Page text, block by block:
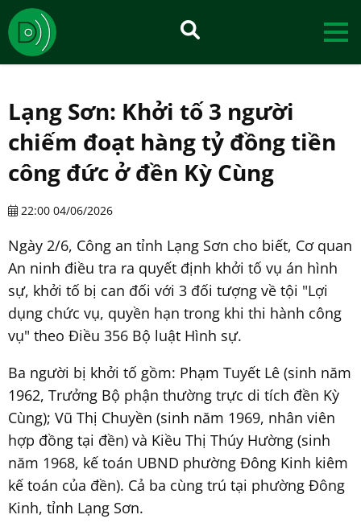
Lạng Sơn: Khởi tố 3 người
chiếm đoạt hàng tỷ đồng tiền
công đức ở đền Kỳ Cùng
22:00 04/06/2026
Ngày 2/6, Công an tỉnh Lạng Sơn cho biết, Cơ quan
An ninh điều tra ra quyết định khởi tố vụ án hình
sự, khởi tố bị can đối với 3 đối tượng về tội "Lợi
dụng chức vụ, quyền hạn trong khi thi hành công
vụ" theo Điều 356 Bộ luật Hình sự.
Ba người bị khởi tố gồm: Phạm Tuyết Lê (sinh năm
1962, Trưởng Bộ phận thường trực di tích đền Kỳ
Cùng); Vũ Thị Chuyền (sinh năm 1969, nhân viên
hợp đồng tại đền) và Kiều Thị Thúy Hường (sinh
năm 1968, kế toán UBND phường Đông Kinh kiêm
kế toán của đền). Cả ba cùng trú tại phường Đông
Kinh, tỉnh Lạng Sơn.